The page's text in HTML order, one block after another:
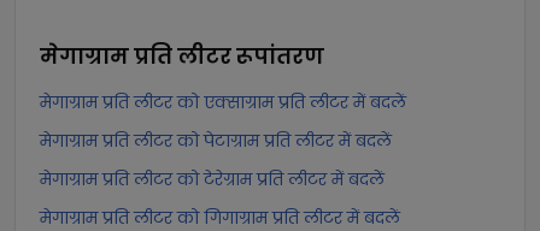
मेगाग्राम प्रति लीटररूपांतरण
मेगाग्राम प्रति लीटर को एक्साग्राम प्रति लीटर में बदलें
मेगाग्राम प्रति लीटर को पेटाग्राम प्रति लीटर में बदलें
मेगाग्राम प्रति लीटर को टेरेग्राम प्रति लीटर में बदलें
मेगाग्राम प्रति लीटर को गिगाग्राम प्रति लीटर में बदलें